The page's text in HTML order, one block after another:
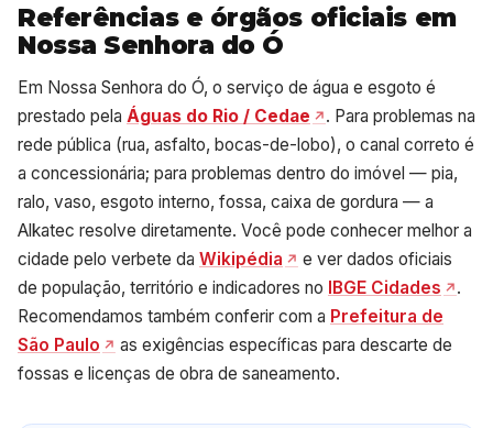
Referências e órgãos oficiais em
Nossa Senhora do Ó
Em Nossa Senhora do Ó, o serviço de água e esgoto é
prestado pela Águas do Rio / Cedae
. Para problemas na
rede pública (rua, asfalto, bocas-de-lobo), o canal correto é
a concessionária; para problemas dentro do imóvel — pia,
ralo, vaso, esgoto interno, fossa, caixa de gordura — a
Alkatec resolve diretamente. Você pode conhecer melhor a
cidade pelo verbete da Wikipédia
e ver dados oficiais
de população, território e indicadores no IBGE Cidades
.
Recomendamos também conferir com a Prefeitura de
São Paulo
as exigências específicas para descarte de
fossas e licenças de obra de saneamento.